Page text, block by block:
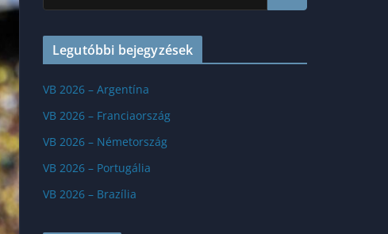
Legutóbbi bejegyzések
VB 2026 – Argentína
VB 2026 – Franciaország
VB 2026 – Németország
VB 2026 – Portugália
VB 2026 – Brazília